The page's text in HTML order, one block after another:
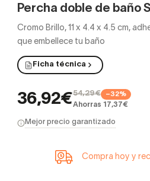
Percha doble de baño
Cromo Brillo, 11 x 4.4 x 4.5 cm,
que embellece tu baño
Ficha técnica
36,92€54,29€ −32%
Ahorras 17,37€
Mejor precio garantizado
Compra hoy y